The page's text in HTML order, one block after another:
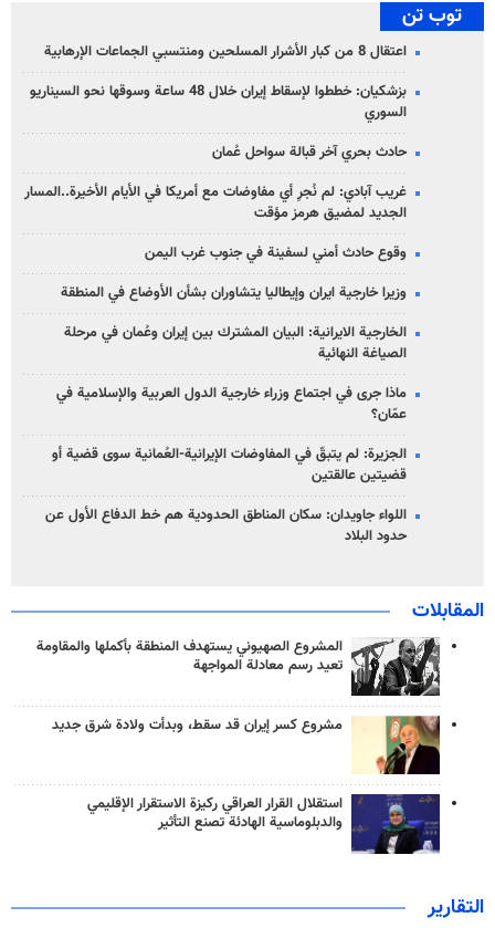
توب تن
اعتقال 8 من كبار الأشرار المسلحين ومنتسبي الجماعات الإرهابية
بزشكيان: خططوا لإسقاط إيران خلال 48 ساعة وسوقها نحو السيناريو
السوري
حادث بحري آخر قبالة سواحل عُمان
غريب آبادي: لم نُجرِ أي مفاوضات مع أمريكا في الأيام الأخيرة..المسار
الجديد لمضيق هرمز مؤقت
وقوع حادث أمني لسفينة في جنوب غرب اليمن
وزيرا خارجية ايران وإيطاليا يتشاوران بشأن الأوضاع في المنطقة
الخارجية الايرانية: البيان المشترك بين إيران وعُمان في مرحلة
الصياغة النهائية
ماذا جرى في اجتماع وزراء خارجية الدول العربية والإسلامية في
عمّان؟
الجزيرة: لم يتبقّ في المفاوضات الإيرانية-العُمانية سوى قضية أو
قضيتين عالقتين
اللواء جاويدان: سكان المناطق الحدودية هم خط الدفاع الأول عن
حدود البلاد
المقابلات
المشروع الصهيوني يستهدف المنطقة بأكملها والمقاومة
تعيد رسم معادلة المواجهة
مشروع كسر إيران قد سقط، وبدأت ولادة شرق جديد
استقلال القرار العراقي ركيزة الاستقرار الإقليمي
والدبلوماسية الهادئة تصنع التأثير
التقارير